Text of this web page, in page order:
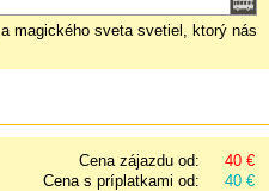
magického sveta svetiel, ktorý nás
Cena zájazdu od:
40 €
Cena s príplatkami od:
40 €